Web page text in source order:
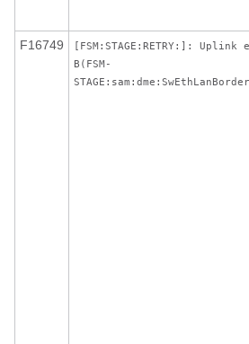
F16749
[FSM:STAGE:RETRY:]:
B(FSM-